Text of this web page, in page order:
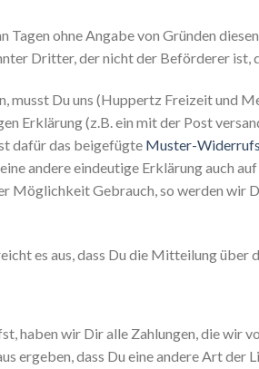
Tagen ohne Angabe von Gründen
Dritter, der nicht der Beförderer ist,
musst Du uns (Huppertz Freizeit und
Erklärung (z.B. ein mit der Post
dafür das beigefügte Muster-
andere eindeutige Erklärung auch
Möglichkeit Gebrauch, so werden wir
es aus, dass Du die Mitteilung
haben wir Dir alle Zahlungen, die wir
ergeben, dass Du eine andere Art